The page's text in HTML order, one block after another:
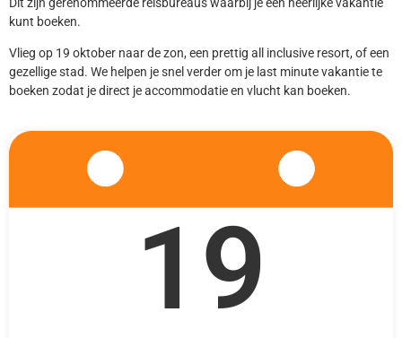
kunt boeken.
Vlieg op 19 oktober naar de zon, een prettig all inclusive resort, of een
gezellige stad. We helpen je snel verder om je last minute vakantie te
boeken zodat je direct je accommodatie en vlucht kan boeken.
19